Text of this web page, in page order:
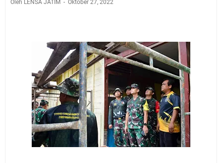
Oleh LENSA JATIM Oktober 27, 2022